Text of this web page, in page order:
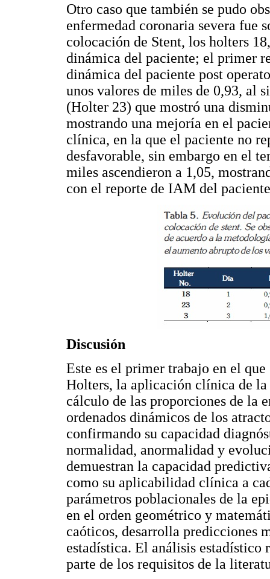
Otro caso que también se pudo
enfermedad coronaria severa fue
colocación de Stent, los holters
dinámica del paciente; el primer
dinámica del paciente post
unos valores de miles de 0,93, al
(Holter 23) que mostró una
mostrando una mejoría en el
clínica, en la que el paciente no
desfavorable, sin embargo en el
miles ascendieron a 1,05,
con el reporte de IAM del
Discusión
Este es el primer trabajo en el
Holters, la aplicación clínica de
cálculo de las proporciones de la
ordenados dinámicos de los
confirmando su capacidad
normalidad, anormalidad y
demuestran la capacidad
como su aplicabilidad clínica a
parámetros poblacionales de la
en el orden geométrico y
caóticos, desarrolla predicciones
estadística. El análisis estadístico
parte de los requisitos de la